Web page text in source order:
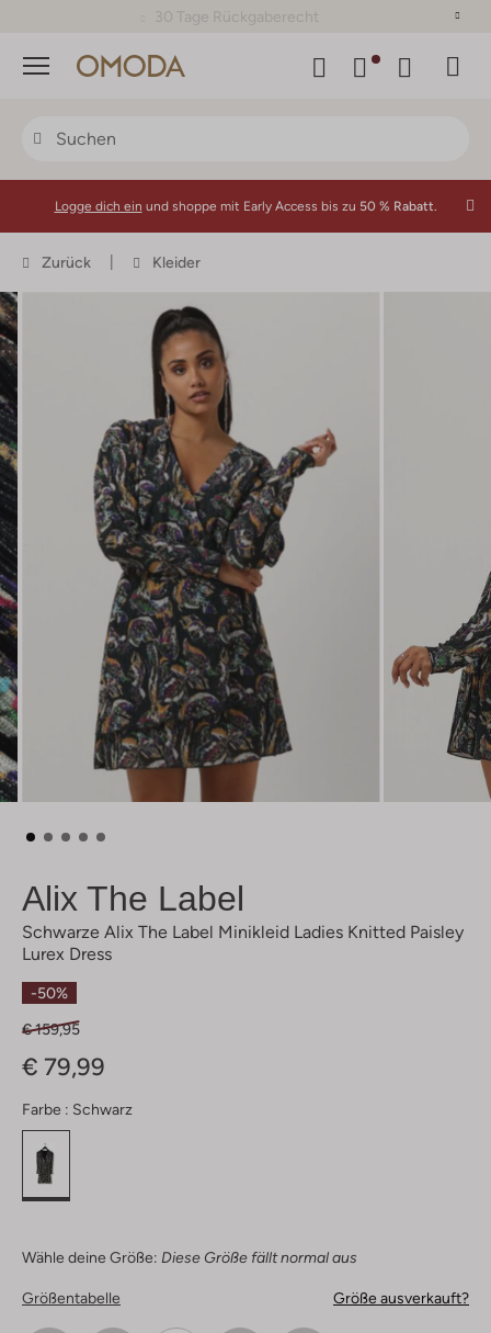
30 Tage Rückgaberecht
Menü
Logge dich ein und shoppe mit Early Access bis zu 50 % Rabatt.
Zurück Kleider
Alix The Label
Schwarze Alix The Label Minikleid Ladies Knitted Paisley
Lurex Dress
-50%
€ 159,95
€ 79,99
Farbe : Schwarz
Wähle deine Größe: Diese Größe fällt normal aus
Größentabelle Größe ausverkauft?